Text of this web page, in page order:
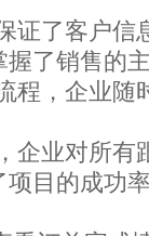
证了客户信
了销售的
程，企业随
企业对所有
目的成功